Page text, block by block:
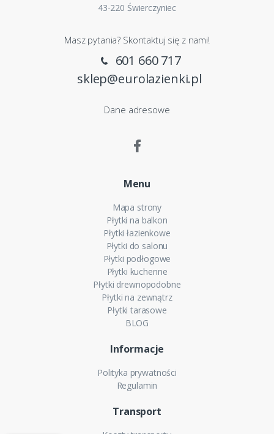
43-220 Świerczyniec
Masz pytania? Skontaktuj się z nami!
601 660 717
sklep@eurolazienki.pl
Dane adresowe
Menu
Mapa strony
Płytki na balkon
Płytki łazienkowe
Płytki do salonu
Płytki podłogowe
Płytki kuchenne
Płytki drewnopodobne
Płytki na zewnątrz
Płytki tarasowe
BLOG
Informacje
Polityka prywatności
Regulamin
Transport